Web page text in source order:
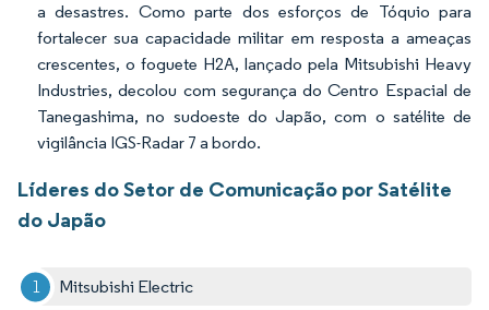
a desastres. Como parte dos esforços de Tóquio para
fortalecer sua capacidade militar em resposta a ameaças
crescentes, o foguete H2A, lançado pela Mitsubishi Heavy
Industries, decolou com segurança do Centro Espacial de
Tanegashima, no sudoeste do Japão, com o satélite de
vigilância IGS-Radar 7 a bordo.
Líderes do Setor de Comunicação por Satélite
do Japão
Mitsubishi Electric